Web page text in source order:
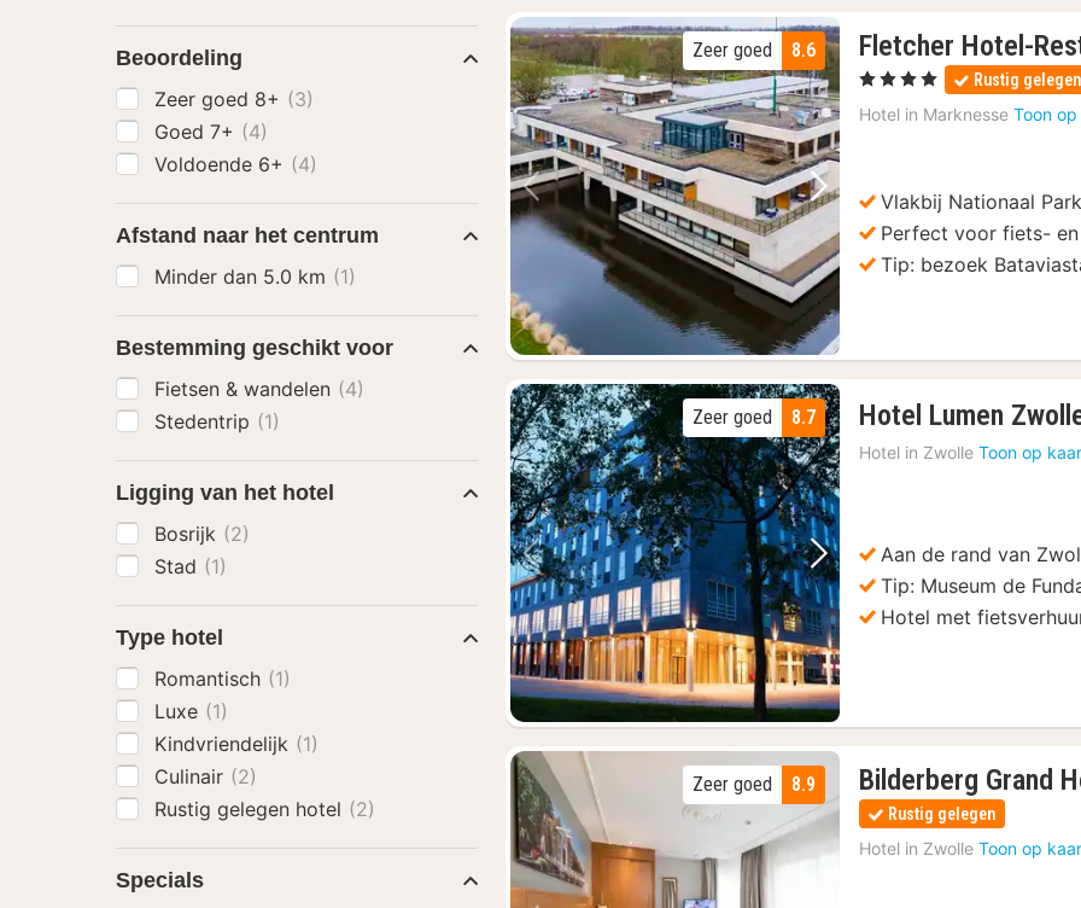
Vorige foto Volgende foto
8.6
Zeer goed Fletcher Hotel-
, 4 Sterren Rustig gelegen
Hotel in Marknesse Toon
Vlakbij Nationaal
Perfect voor fiets-
Tip: bezoek
Vorige foto Volgende foto
8.7
Zeer goed Hotel Lumen
Hotel in Zwolle Toon op
Aan de rand van
Tip: Museum de
Hotel met
8.9
Zeer goed Bilderberg Grand
Rustig gelegen
Hotel in Zwolle Toon op
Beoordeling
Zeer goed 8+ (3)
Goed 7+ (4)
Voldoende 6+ (4)
Afstand naar het centrum
Minder dan 5.0 km (1)
Bestemming geschikt voor
Fietsen & wandelen (4)
Stedentrip (1)
Ligging van het hotel
Bosrijk (2)
Stad (1)
Type hotel
Romantisch (1)
Luxe (1)
Kindvriendelijk (1)
Culinair (2)
Rustig gelegen hotel (2)
Specials